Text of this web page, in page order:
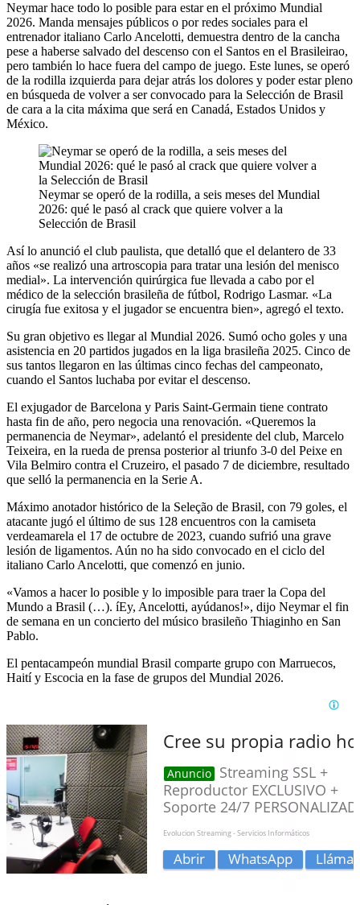
Neymar hace todo lo posible para estar en el próximo Mundial
2026. Manda mensajes públicos o por redes sociales para el
entrenador italiano Carlo Ancelotti, demuestra dentro de la cancha
pese a haberse salvado del descenso con el Santos en el Brasileirao,
pero también lo hace fuera del campo de juego. Este lunes, se operó
de la rodilla izquierda para dejar atrás los dolores y poder estar pleno
en búsqueda de volver a ser convocado para la Selección de Brasil
de cara a la cita máxima que será en Canadá, Estados Unidos y
México.
Neymar se operó de la rodilla, a seis meses del Mundial
2026: qué le pasó al crack que quiere volver a la
Selección de Brasil
Así lo anunció el club paulista, que detalló que el delantero de 33
años «se realizó una artroscopia para tratar una lesión del menisco
medial». La intervención quirúrgica fue llevada a cabo por el
médico de la selección brasileña de fútbol, Rodrigo Lasmar. «La
cirugía fue exitosa y el jugador se encuentra bien», agregó el texto.
Su gran objetivo es llegar al Mundial 2026. Sumó ocho goles y una
asistencia en 20 partidos jugados en la liga brasileña 2025. Cinco de
sus tantos llegaron en las últimas cinco fechas del campeonato,
cuando el Santos luchaba por evitar el descenso.
El exjugador de Barcelona y Paris Saint-Germain tiene contrato
hasta fin de año, pero negocia una renovación. «Queremos la
permanencia de Neymar», adelantó el presidente del club, Marcelo
Teixeira, en la rueda de prensa posterior al triunfo 3-0 del Peixe en
Vila Belmiro contra el Cruzeiro, el pasado 7 de diciembre, resultado
que selló la permanencia en la Serie A.
Máximo anotador histórico de la Seleção de Brasil, con 79 goles, el
atacante jugó el último de sus 128 encuentros con la camiseta
verdeamarela el 17 de octubre de 2023, cuando sufrió una grave
lesión de ligamentos. Aún no ha sido convocado en el ciclo del
italiano Carlo Ancelotti, que comenzó en junio.
«Vamos a hacer lo posible y lo imposible para traer la Copa del
Mundo a Brasil (…). íEy, Ancelotti, ayúdanos!», dijo Neymar el fin
de semana en un concierto del músico brasileño Thiaginho en San
Pablo.
El pentacampeón mundial Brasil comparte grupo con Marruecos,
Haití y Escocia en la fase de grupos del Mundial 2026.